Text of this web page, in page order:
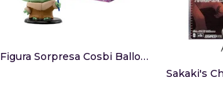
Figura Sorpresa Cosbi Balloon Star Wars